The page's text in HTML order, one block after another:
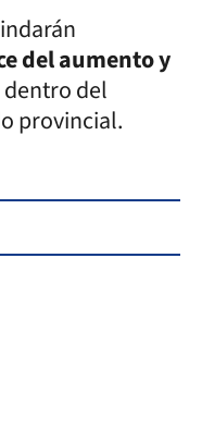
del aumento y
dentro del
provincial.